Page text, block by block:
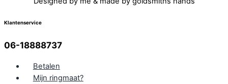
Klantenservice
06-18888737
Betalen
Mijn ringmaat?